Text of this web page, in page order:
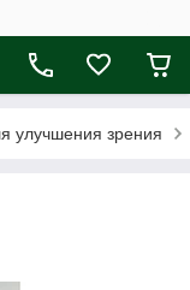
улучшения зрения